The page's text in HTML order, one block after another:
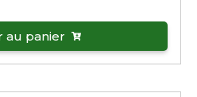
au panier